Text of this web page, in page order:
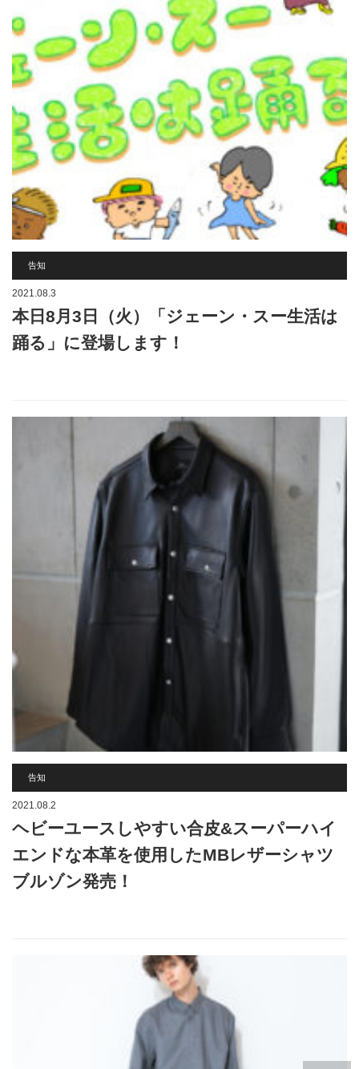
告知
2021.08.3
本日8月3日（火）「ジェーン・スー生活は
踊る」に登場します！
告知
2021.08.2
ヘビーユースしやすい合皮&スーパーハイ
エンドな本革を使用したMBレザーシャツ
ブルゾン発売！